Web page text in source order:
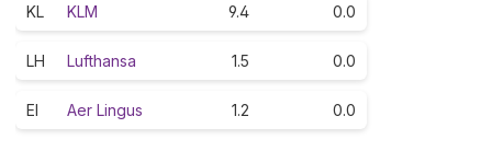
KL KLM 9.4 0.0
LH Lufthansa 1.5 0.0
EI Aer Lingus 1.2 0.0